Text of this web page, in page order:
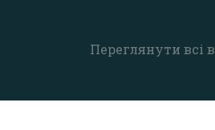
Переглянути всі